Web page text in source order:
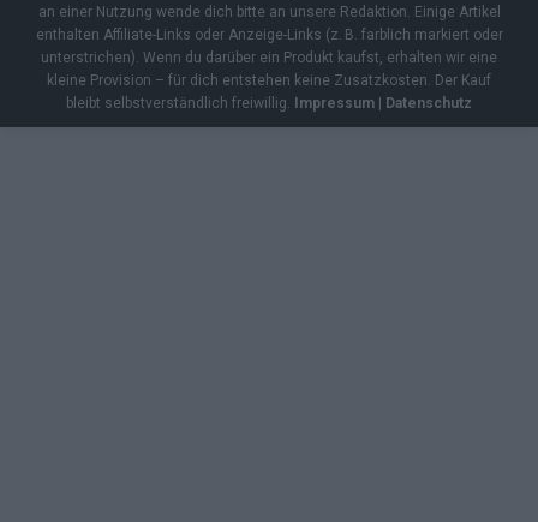
an einer Nutzung wende dich bitte an unsere Redaktion. Einige Artikel
enthalten Affiliate-Links oder Anzeige-Links (z. B. farblich markiert oder
unterstrichen). Wenn du darüber ein Produkt kaufst, erhalten wir eine
kleine Provision – für dich entstehen keine Zusatzkosten. Der Kauf
bleibt selbstverständlich freiwillig.
Impressum Datenschutz